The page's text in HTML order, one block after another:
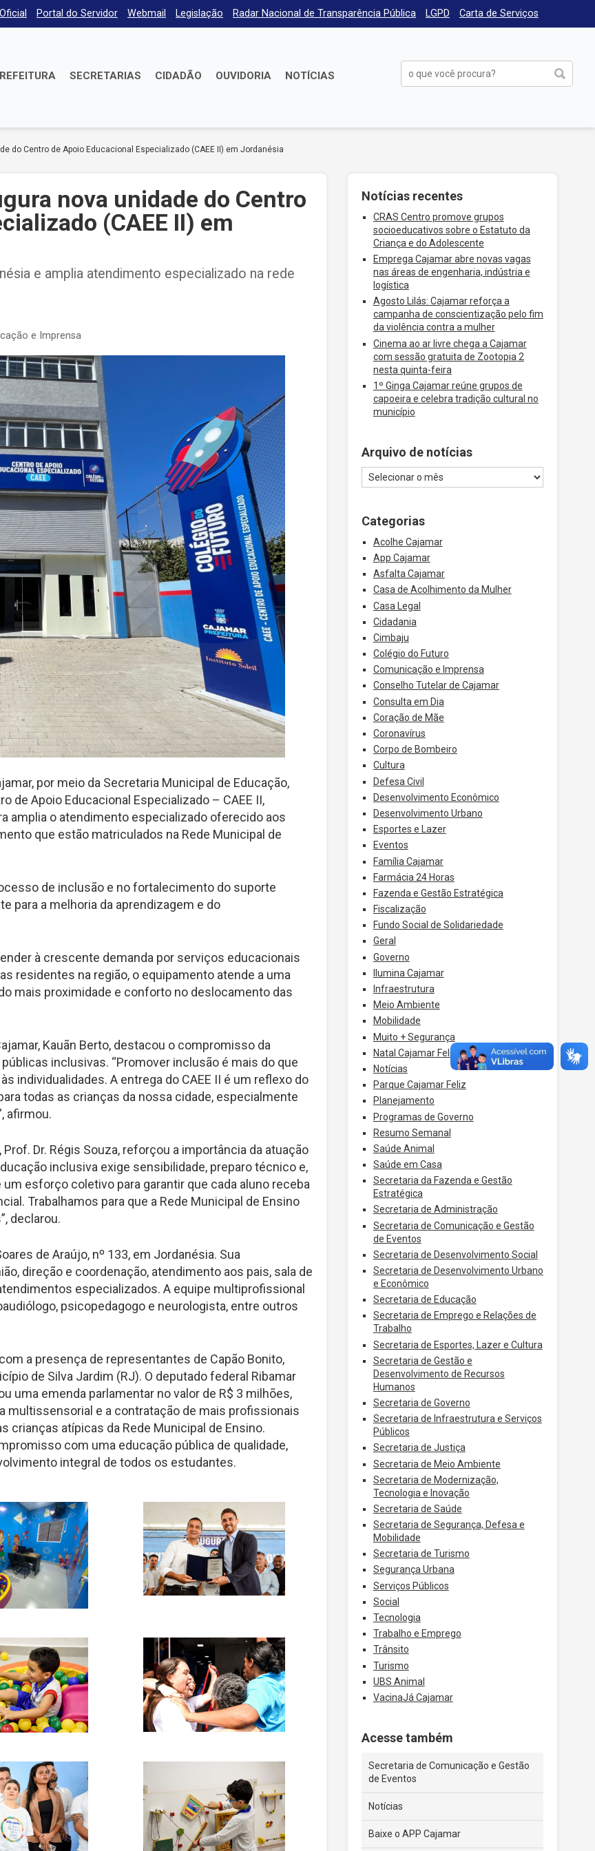
Portal do Servidor Webmail Legislação Radar Nacional de Transparência Pública LGPD Carta de Serviços
SECRETARIAS CIDADÃO OUVIDORIA NOTÍCIAS
do Centro de Apoio Educacional Especializado (CAEE II) em Jordanésia
nova unidade do Centro
(CAEE II) em
e amplia atendimento especializado na rede
e Imprensa
por meio da Secretaria Municipal de Educação,
de Apoio Educacional Especializado – CAEE II,
amplia o atendimento especializado oferecido aos
que estão matriculados na Rede Municipal de
de inclusão e no fortalecimento do suporte
para a melhoria da aprendizagem e do
à crescente demanda por serviços educacionais
residentes na região, o equipamento atende a uma
mais proximidade e conforto no deslocamento das
Kauãn Berto, destacou o compromisso da
inclusivas. “Promover inclusão é mais do que
individualidades. A entrega do CAEE II é um reflexo do
todas as crianças da nossa cidade, especialmente
afirmou.
Dr. Régis Souza, reforçou a importância da atuação
inclusiva exige sensibilidade, preparo técnico e,
esforço coletivo para garantir que cada aluno receba
Trabalhamos para que a Rede Municipal de Ensino
declarou.
de Araújo, nº 133, em Jordanésia. Sua
direção e coordenação, atendimento aos pais, sala de
especializados. A equipe multiprofissional
psicopedagogo e neurologista, entre outros
a presença de representantes de Capão Bonito,
de Silva Jardim (RJ). O deputado federal Ribamar
uma emenda parlamentar no valor de R$ 3 milhões,
multissensorial e a contratação de mais profissionais
crianças atípicas da Rede Municipal de Ensino.
com uma educação pública de qualidade,
integral de todos os estudantes.
Notícias recentes
CRAS Centro promove grupos
socioeducativos sobre o Estatuto da
Criança e do Adolescente
Emprega Cajamar abre novas vagas
nas áreas de engenharia, indústria e
logística
Agosto Lilás: Cajamar reforça a
campanha de conscientização pelo fim
da violência contra a mulher
Cinema ao ar livre chega a Cajamar
com sessão gratuita de Zootopia 2
nesta quinta-feira
1º Ginga Cajamar reúne grupos de
capoeira e celebra tradição cultural no
município
Arquivo de notícias
Categorias
Acolhe Cajamar
App Cajamar
Asfalta Cajamar
Casa de Acolhimento da Mulher
Casa Legal
Cidadania
Cimbaju
Colégio do Futuro
Comunicação e Imprensa
Conselho Tutelar de Cajamar
Consulta em Dia
Coração de Mãe
Coronavírus
Corpo de Bombeiro
Cultura
Defesa Civil
Desenvolvimento Econômico
Desenvolvimento Urbano
Esportes e Lazer
Eventos
Família Cajamar
Farmácia 24 Horas
Fazenda e Gestão Estratégica
Fiscalização
Fundo Social de Solidariedade
Geral
Governo
Ilumina Cajamar
Infraestrutura
Meio Ambiente
Mobilidade
Muito + Segurança
Natal Cajamar Feliz
Notícias
Parque Cajamar Feliz
Planejamento
Programas de Governo
Resumo Semanal
Saúde Animal
Saúde em Casa
Secretaria da Fazenda e Gestão
Estratégica
Secretaria de Administração
Secretaria de Comunicação e Gestão
de Eventos
Secretaria de Desenvolvimento Social
Secretaria de Desenvolvimento Urbano
e Econômico
Secretaria de Educação
Secretaria de Emprego e Relações de
Trabalho
Secretaria de Esportes, Lazer e Cultura
Secretaria de Gestão e
Desenvolvimento de Recursos
Humanos
Secretaria de Governo
Secretaria de Infraestrutura e Serviços
Públicos
Secretaria de Justiça
Secretaria de Meio Ambiente
Secretaria de Modernização,
Tecnologia e Inovação
Secretaria de Saúde
Secretaria de Segurança, Defesa e
Mobilidade
Secretaria de Turismo
Segurança Urbana
Serviços Públicos
Social
Tecnologia
Trabalho e Emprego
Trânsito
Turismo
UBS Animal
VacinaJá Cajamar
Acesse também
Secretaria de Comunicação e Gestão
de Eventos
Notícias
Baixe o APP Cajamar